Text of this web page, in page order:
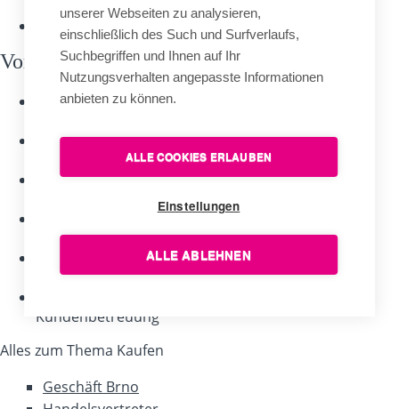
Weiterlesenüber Geschnitzte Wappen und Wappen
aus Sandstein
Vorzüge der Firma Alerion
Kunsthandwerkliche
Hochwertiges
Langjährige
Garantie
Garantie
Kundenbetreuung
Alles zum Thema Kaufen
Geschäft Brno
unserer Webseiten zu analysieren,
einschließlich des Such und Surfverlaufs,
Suchbegriffen und Ihnen auf Ihr
Nutzungsverhalten angepasste Informationen
anbieten zu können.
ALLE COOKIES ERLAUBEN
Einstellungen
ALLE ABLEHNEN